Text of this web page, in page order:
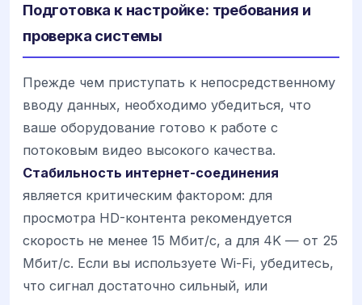
Подготовка к настройке: требования и
проверка системы
Прежде чем приступать к непосредственному
вводу данных, необходимо убедиться, что
ваше оборудование готово к работе с
потоковым видео высокого качества.
Стабильность интернет-соединения
является критическим фактором: для
просмотра HD-контента рекомендуется
скорость не менее 15 Мбит/с, а для 4K — от 25
Мбит/с. Если вы используете Wi-Fi, убедитесь,
что сигнал достаточно сильный, или